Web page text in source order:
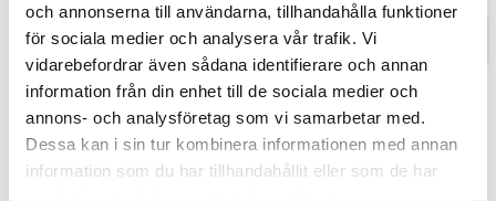
och annonserna till användarna, tillhandahålla funktioner
för sociala medier och analysera vår trafik. Vi
vidarebefordrar även sådana identifierare och annan
information från din enhet till de sociala medier och
annons- och analysföretag som vi samarbetar med.
Dessa kan i sin tur kombinera informationen med annan
information som du har tillhandahållit eller som de har
INFO INFO